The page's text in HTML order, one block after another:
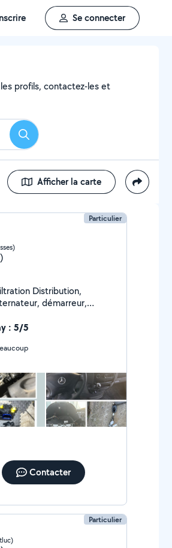
Se connecter
profils, contactez-les et
Rechercher
Afficher la carte
Particulier
démarreur,
de suspension, rotule,
contacteur tournant,
servofrein, abs,
climatisation,
moi pour plus d'
: 5/5
Contacter
Particulier